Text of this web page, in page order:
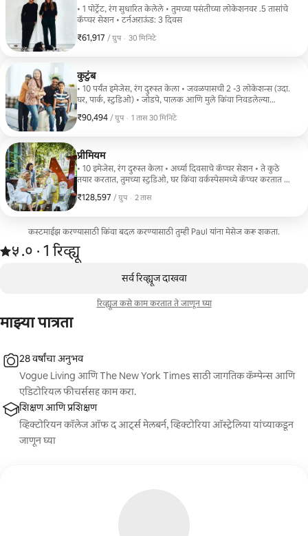
• 1 पोर्ट्रेट, रंग सुधारित केलेले • तुमच्या पसंतीच्या लोकेशनवर .5 तासांचे
कॅप्चर सेशन • टर्नअराऊंड: 3 दिवस
₹61,917 / ग्रुप
₹61,917, प्रति ग्रुप
, · 30 मिनिटे
कुटुंब
• 10 पर्यंत इमेजेस, रंग दुरुस्त केला • जवळपासची 2 -3 लोकेशन्स (उदा.
घर, पार्क, स्टुडिओ) • जोडपे, पालक आणि मुले किंवा निवडलेल्या
(अतिरिक्त शुल्क)
₹90,494 / ग्रुप
₹90,494, प्रति ग्रुप
, · 1 तास 30 मिनिटे
प्रीमियम
• 10 इमेजेस, रंग दुरुस्त केला • अर्ध्या दिवसाचे कॅप्चर सेशन • ते कुठे
तयार करतात, तुमच्या स्टुडिओ, घर किंवा वर्कस्पेसमध्ये कॅप्चर करतात या
टर्नअराऊंड: 2 दिवस
₹128,597 / ग्रुप
₹128,597, प्रति ग्रुप
, · 2 तास
कस्टमाईझ करण्यासाठी किंवा बदल करण्यासाठी तुम्ही Paul यांना मेसेज करू शकता.
1 रिव्ह्यूमधून 5 पैकी ५.० स्टार रेटिंग आहे
५.०
,
· 1 रिव्ह्यू
सर्व रिव्ह्यूज दाखवा
रिव्ह्यूज कसे काम करतात ते जाणून घ्या
माझ्या पात्रता
28 वर्षांचा अनुभव
Vogue Living आणि The New York Times साठी जागतिक कॅम्पेन्स आणि
एडिटोरियल फीचर्ससह काम करा.
शिक्षण आणि प्रशिक्षण
व्हिक्टोरियन कॉलेज ऑफ द आर्ट्स मेलबर्न, व्हिक्टोरिया ऑस्ट्रेलिया यांच्याकडून
जाणून घ्या